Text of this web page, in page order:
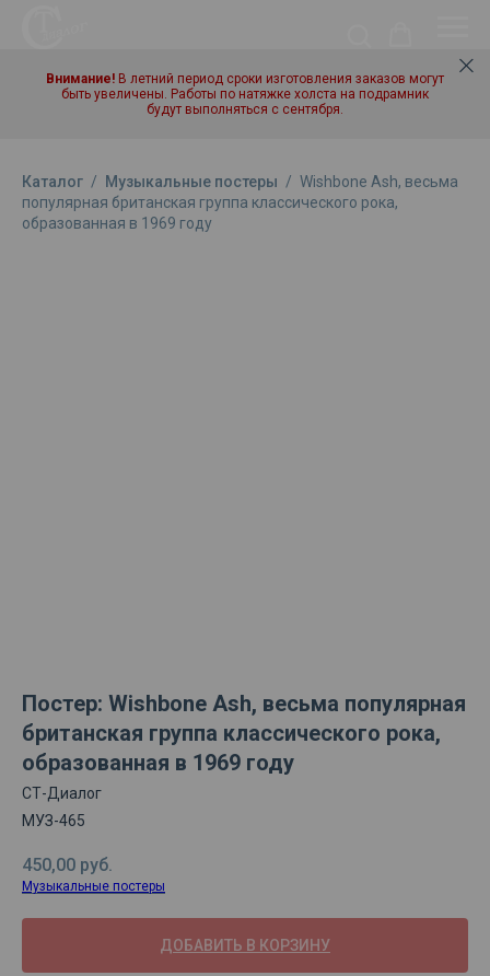
Внимание! В летний период сроки изготовления заказов могут
быть увеличены. Работы по натяжке холста на подрамник
будут выполняться с сентября.
Каталог / Музыкальные постеры / Wishbone Ash, весьма
популярная британская группа классического рока,
образованная в 1969 году
Постер: Wishbone Ash, весьма популярная
британская группа классического рока,
образованная в 1969 году
СТ-Диалог
МУЗ-465
450,00 руб.
Музыкальные постеры
ДОБАВИТЬ В КОРЗИНУ